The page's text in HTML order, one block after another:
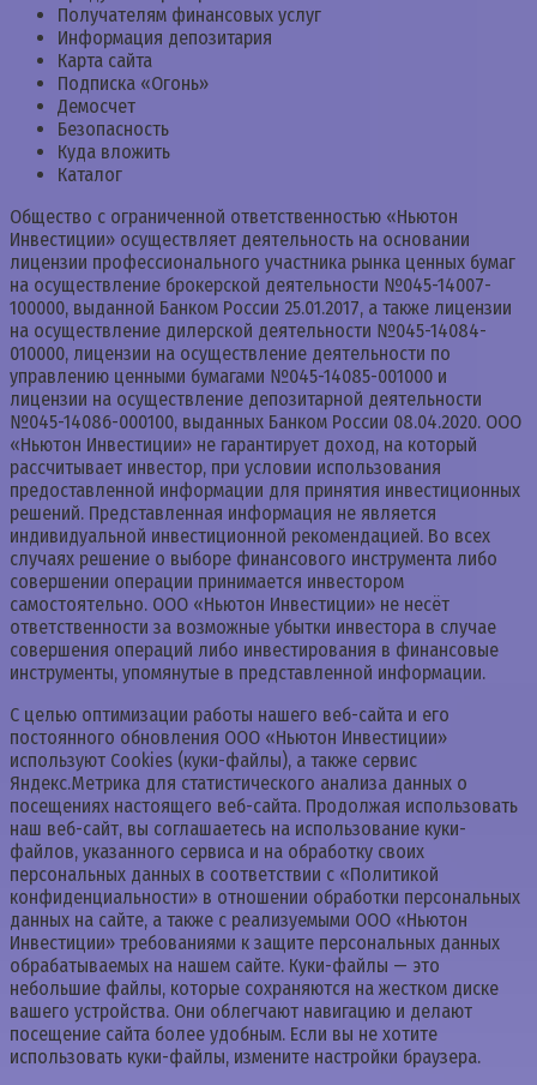
Получателям финансовых услуг
Информация депозитария
Карта сайта
Подписка «Огонь»
Демосчет
Безопасность
Куда вложить
Каталог
Общество с ограниченной ответственностью «Ньютон
Инвестиции» осуществляет деятельность на основании
лицензии профессионального участника рынка ценных бумаг
на осуществление брокерской деятельности №045-14007-
100000, выданной Банком России 25.01.2017, а также лицензии
на осуществление дилерской деятельности №045-14084-
010000, лицензии на осуществление деятельности по
управлению ценными бумагами №045-14085-001000 и
лицензии на осуществление депозитарной деятельности
№045-14086-000100, выданных Банком России 08.04.2020. ООО
«Ньютон Инвестиции» не гарантирует доход, на который
рассчитывает инвестор, при условии использования
предоставленной информации для принятия инвестиционных
решений. Представленная информация не является
индивидуальной инвестиционной рекомендацией. Во всех
случаях решение о выборе финансового инструмента либо
совершении операции принимается инвестором
самостоятельно. ООО «Ньютон Инвестиции» не несёт
ответственности за возможные убытки инвестора в случае
совершения операций либо инвестирования в финансовые
инструменты, упомянутые в представленной информации.
С целью оптимизации работы нашего веб-сайта и его
постоянного обновления ООО «Ньютон Инвестиции»
используют Cookies (куки-файлы), а также сервис
Яндекс.Метрика для статистического анализа данных о
посещениях настоящего веб-сайта. Продолжая использовать
наш веб-сайт, вы соглашаетесь на использование куки-
файлов, указанного сервиса и на обработку своих
персональных данных в соответствии с «Политикой
конфиденциальности» в отношении обработки персональных
данных на сайте, а также с реализуемыми ООО «Ньютон
Инвестиции» требованиями к защите персональных данных
обрабатываемых на нашем сайте. Куки-файлы — это
небольшие файлы, которые сохраняются на жестком диске
вашего устройства. Они облегчают навигацию и делают
посещение сайта более удобным. Если вы не хотите
использовать куки-файлы, измените настройки браузера.